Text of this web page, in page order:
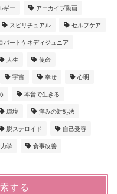
ギー アーカイブ動画
スピリチュアル セルフケア
バートケネディジュニア
人生 使命
宇宙 幸せ 心明
本音で生きる
環境 痒みの対処法
脱ステロイド 自己受容
学 食事改善
する